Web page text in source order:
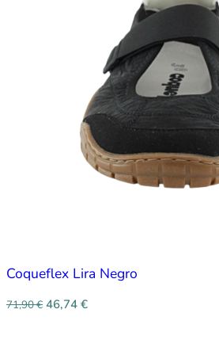
Coqueflex Lira Negro
71,90€ 46,74 €